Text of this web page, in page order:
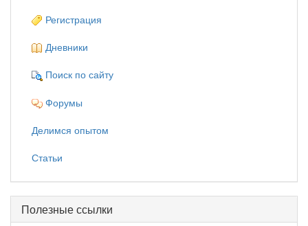
Регистрация
Дневники
Поиск по сайту
Форумы
Делимся опытом
Статьи
Полезные ссылки